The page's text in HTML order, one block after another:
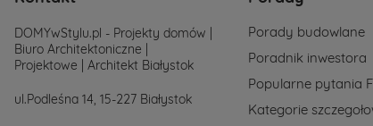
517.
Chętnie
wesprzemy
Cię
wyborze
DOMYwStylu.pl - Projekty domów |
Biuro Architektoniczne |
Projektowe | Architekt Białystok
ul.Podleśna 14, 15-227 Białystok
Porady budowlane
Poradnik inwestora
Popularne pytania
Kategorie